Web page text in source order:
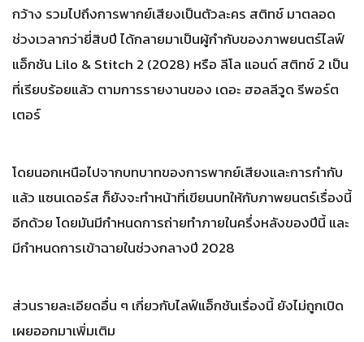
กว้าง รวมไปถึงการพากย์เสียงเป็นตัวละคร สติทช์ มาตลอด
ช่วงเวลากว่ายี่สิบปี ได้กลายมาเป็นผู้กำกับของภาพยนตร์ไลฟ์
แอ็กชัน Lilo & Stitch 2 (2028) หรือ ลีโล แอนด์ สติทช์ 2 เป็น
ที่เรียบร้อยแล้ว ตามการรายงานของ เดอะ ฮอลลีวูด รีพอร์ต
เตอร์
โดยนอกเหนือไปจากบทบาทของการพากย์เสียงและการกำกับ
แล้ว แซนเดอร์ส ก็ยังจะทำหน้าที่เขียนบทให้กับภาพยนตร์เรื่องนี้
อีกด้วย โดยมันมีกำหนดการถ่ายทำภายในครึ่งหลังของปีนี้ และ
มีกำหนดการเข้าฉายในช่วงกลางปี 2028
ส่วนรายละเอียดอื่น ๆ เกี่ยวกับไลฟ์แอ็กชันเรื่องนี้ ยังไม่ถูกเปิด
เผยออกมาเพิ่มเติม